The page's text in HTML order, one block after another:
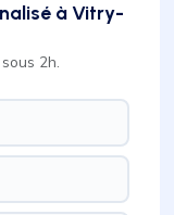
à Vitry-
2h.